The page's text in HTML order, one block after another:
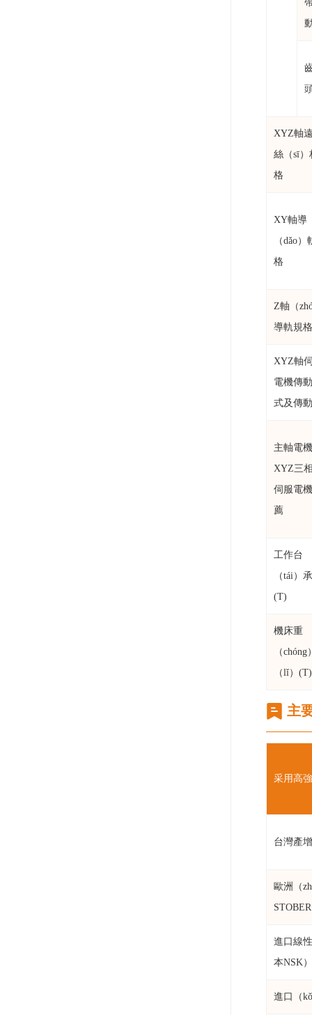
XYZ軸
絲（sī）
格
XY軸導
（dǎo）
格
Z軸（
導軌規格
XYZ軸
電機傳
式及傳
主軸電
XYZ三
伺服電
薦
工作台
（tái）
(T)
機床重
（chóng
（lǐ）(T)
主
采用高
台灣產
歐洲（
進口線
本NSK）
進口（